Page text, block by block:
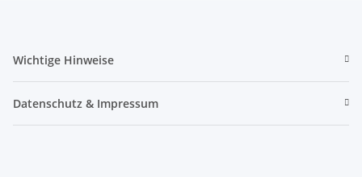
Wichtige Hinweise
Datenschutz & Impressum